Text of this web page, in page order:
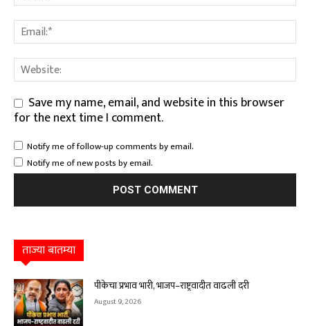
Save my name, email, and website in this browser
for the next time I comment.
Notify me of follow-up comments by email.
Notify me of new posts by email.
ताज्या बातम्या
पीकेचा प्रभाव भारी, भाजप–राष्ट्रवादीत वाढली दरी
August 9, 2026